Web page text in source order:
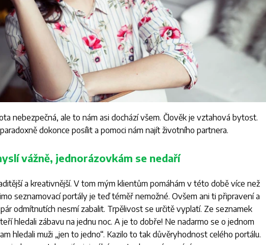
nebezpečná, ale to nám asi dochází všem. Člověk je vztahová bytost.
dokonce posílit a pomoci nám najít životního partnera.
vážně, jednorázovkám se nedaří
a kreativnější. V tom mým klientům pomáhám v této době více než
seznamovací portály je teď téměř nemožné. Ovšem ani ti připravení a
odmítnutích nesmí zabalit. Trpělivost se určitě vyplatí. Ze seznamek
hledali zábavu na jednu noc. A je to dobře! Ne nadarmo se o jednom
hledali muži „jen to jedno“. Kazilo to tak důvěryhodnost celého portálu.